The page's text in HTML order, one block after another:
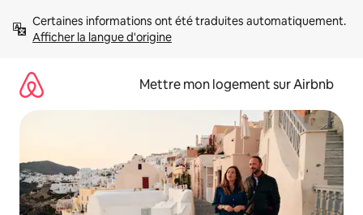
directement
Afficher la langue d'origine
Mettre mon logement sur Airbnb